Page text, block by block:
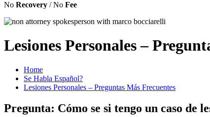
No Recovery / No Fee
Lesiones Personales –
Home
Se Habla Español?
Lesiones Personales – Preguntas Más Frecuentes
Pregunta: Cómo se si tengo un caso de